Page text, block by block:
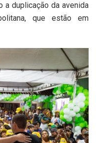
a duplicação da avenida
que estão em